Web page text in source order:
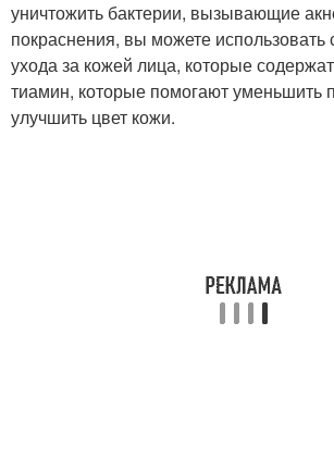
уничтожить бактерии, вызывающие
покраснения, вы можете использовать
ухода за кожей лица, которые
тиамин, которые помогают уменьшить
улучшить цвет кожи.